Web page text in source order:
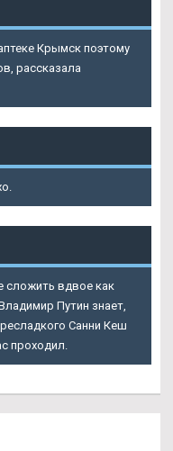
Крымск поэтому
рассказала
сложить вдвое как
Путин знает,
Санни Кеш
проходил.